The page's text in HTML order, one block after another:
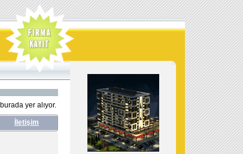
burada yer alıyor.
İletişim